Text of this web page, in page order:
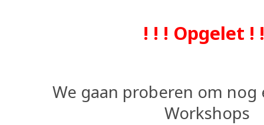
! ! ! Opgelet !
We gaan proberen om nog
Workshops